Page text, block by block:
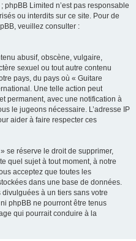
Limited n’est pas responsable
ou interdits sur ce site. Pour de
veuillez consulter :
abusif, obscène, vulgaire,
sexuel ou tout autre contenu
pays, du pays où « Guitare
Une telle action peut
permanent, avec une notification à
le jugeons nécessaire. L’adresse IP
aider à faire respecter ces
se réserve le droit de supprimer,
quel sujet à tout moment, à notre
acceptez que toutes les
dans une base de données.
à un tiers sans votre
phpBB ne pourront être tenus
qui pourrait conduire à la